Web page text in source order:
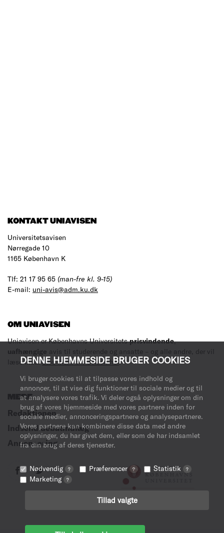
DENNE HJEMMESIDE BRUGER COOKIES
Vi bruger cookies til at tilpasse vores indhold og
annoncer, til at vise dig funktioner til sociale medier og til
at analysere vores trafik. Vi deler også oplysninger om din
brug af vores hjemmeside med vores partnere inden for
sociale medier, annonceringspartnere og analysepartnere.
Vores partnere kan kombinere disse data med andre
oplysninger, du har givet dem, eller som de har indsamlet
fra din brug af deres tjenester.
Nødvendig ? Præferencer ? Statistik ?
Marketing ?
Tillad valgte
KONTAKT UNIAVISEN
Universitetsavisen
Nørregade 10
1165 København K
Tlf: 21 17 95 65 (man-fre kl. 9-15)
E-mail: uni-avis@adm.ku.dk
OM UNIAVISEN
Uniavisen er Københavns Universitetsprisvindende,
uafhængige avis til studerende og ansatte – og alle andre, der vil
læse med.Læs mere om avisen her.
MERE
Redaktionen
Indsend debatindlæg
Annoncering